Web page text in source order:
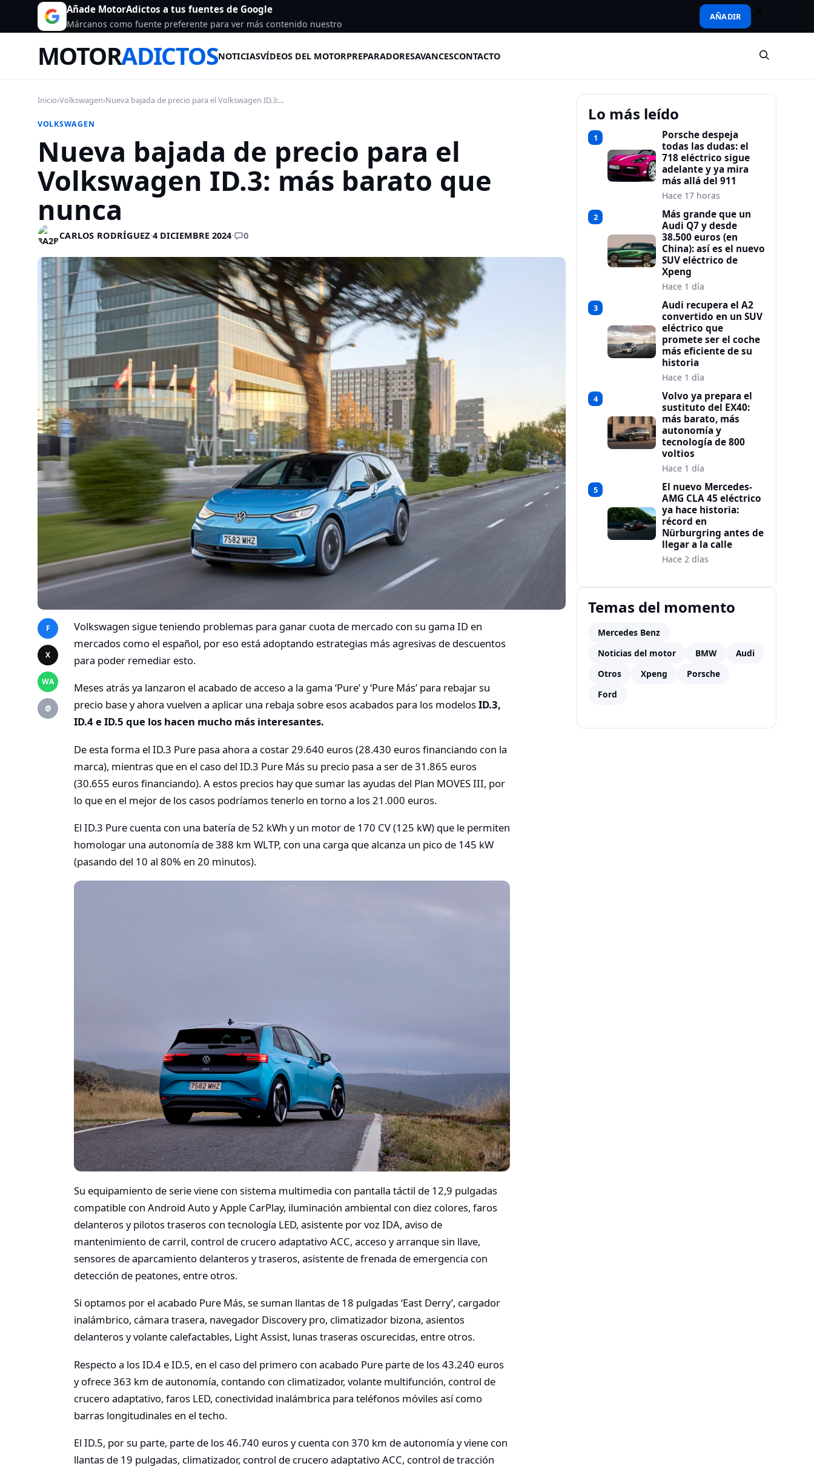
Añade MotorAdictos a tus fuentes de Google
Márcanos como fuente preferente para ver más contenido nuestro
AÑADIR
MOTORADICTOSNOTICIASVÍDEOS DEL MOTORPREPARADORESAVANCESCONTACTO
Inicio›Volkswagen›Nueva bajada de precio para el Volkswagen ID.3:...
VOLKSWAGEN
Nueva bajada de precio para el
Volkswagen ID.3: más barato que
nunca
CARLOS RODRÍGUEZ·4 DICIEMBRE 2024· 0
F
X
WA
@
Volkswagen sigue teniendo problemas para ganar cuota de mercado con su gama ID en
mercados como el español, por eso está adoptando estrategias más agresivas de descuentos
para poder remediar esto.
Meses atrás ya lanzaron el acabado de acceso a la gama ‘Pure’ y ‘Pure Más’ para rebajar su
precio base y ahora vuelven a aplicar una rebaja sobre esos acabados para los modelosID.3,
ID.4 e ID.5 que los hacen mucho más interesantes.
De esta forma el ID.3 Pure pasa ahora a costar 29.640 euros (28.430 euros financiando con la
marca), mientras que en el caso del ID.3 Pure Más su precio pasa a ser de 31.865 euros
(30.655 euros financiando). A estos precios hay que sumar las ayudas del Plan MOVES III, por
lo que en el mejor de los casos podríamos tenerlo en torno a los 21.000 euros.
El ID.3 Pure cuenta con una batería de 52 kWh y un motor de 170 CV (125 kW) que le permiten
homologar una autonomía de 388 km WLTP, con una carga que alcanza un pico de 145 kW
(pasando del 10 al 80% en 20 minutos).
Su equipamiento de serie viene con sistema multimedia con pantalla táctil de 12,9 pulgadas
compatible con Android Auto y Apple CarPlay, iluminación ambiental con diez colores, faros
delanteros y pilotos traseros con tecnología LED, asistente por voz IDA, aviso de
mantenimiento de carril, control de crucero adaptativo ACC, acceso y arranque sin llave,
sensores de aparcamiento delanteros y traseros, asistente de frenada de emergencia con
detección de peatones, entre otros.
Si optamos por el acabado Pure Más, se suman llantas de 18 pulgadas ‘East Derry’, cargador
inalámbrico, cámara trasera, navegador Discovery pro, climatizador bizona, asientos
delanteros y volante calefactables, Light Assist, lunas traseras oscurecidas, entre otros.
Respecto a los ID.4 e ID.5, en el caso del primero con acabado Pure parte de los 43.240 euros
y ofrece 363 km de autonomía, contando con climatizador, volante multifunción, control de
crucero adaptativo, faros LED, conectividad inalámbrica para teléfonos móviles así como
barras longitudinales en el techo.
El ID.5, por su parte, parte de los 46.740 euros y cuenta con 370 km de autonomía y viene con
llantas de 19 pulgadas, climatizador, control de crucero adaptativo ACC, control de tracción
Lo más leído
1
Porsche despeja
todas las dudas: el
718 eléctrico sigue
adelante y ya mira
más allá del 911
Hace 17 horas
2
Más grande que un
Audi Q7 y desde
38.500 euros (en
China): así es el nuevo
SUV eléctrico de
Xpeng
Hace 1 día
3
Audi recupera el A2
convertido en un SUV
eléctrico que
promete ser el coche
más eficiente de su
historia
Hace 1 día
4
Volvo ya prepara el
sustituto del EX40:
más barato, más
autonomía y
tecnología de 800
voltios
Hace 1 día
5
El nuevo Mercedes-
AMG CLA 45 eléctrico
ya hace historia:
récord en
Nürburgring antes de
llegar a la calle
Hace 2 días
Temas del momento
Mercedes Benz
Noticias del motor
BMW
Audi
Otros
Xpeng
Porsche
Ford